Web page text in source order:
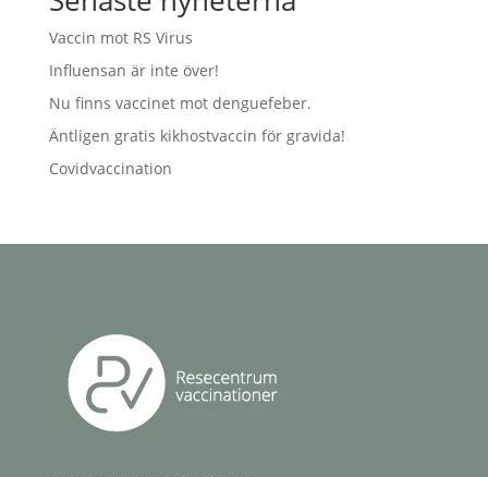
Vaccin mot RS Virus
Influensan är inte över!
Nu finns vaccinet mot denguefeber.
Äntligen gratis kikhostvaccin för gravida!
Covidvaccination